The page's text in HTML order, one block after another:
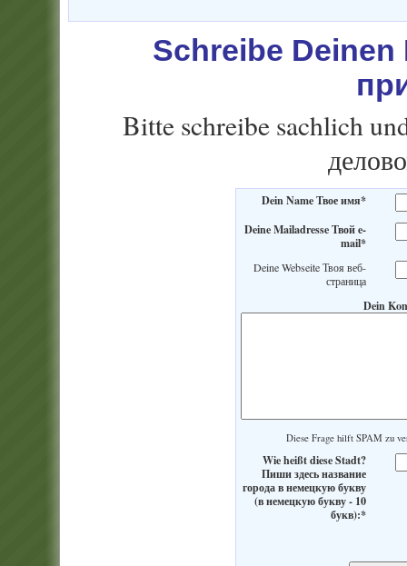
Schreibe
Bitte schreibe sachlich
Dein Name Твое имя*
Deine Mailadresse Твой e-
mail*
Deine Webseite Твоя веб-
страница
Dein
Diese Frage hilft SPAM zu
Wie heißt diese Stadt?
Пиши здесь название
города в немецкую букву
(в немецкую букву - 10
букв):*